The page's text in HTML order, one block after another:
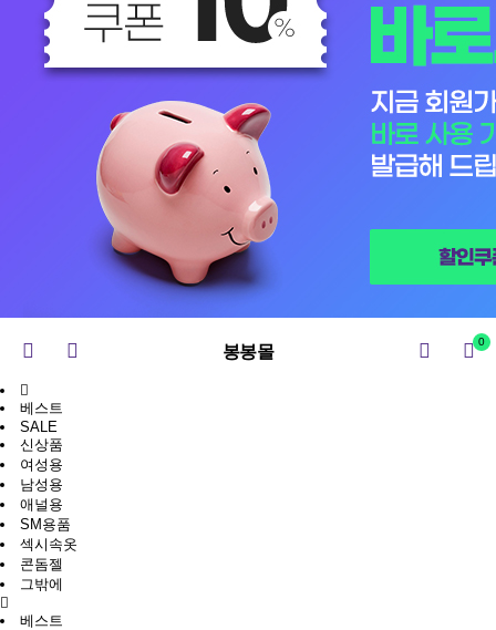
봉봉몰 0
베스트
SALE
신상품
여성용
남성용
애널용
SM용품
섹시속옷
콘돔젤
그밖에
베스트